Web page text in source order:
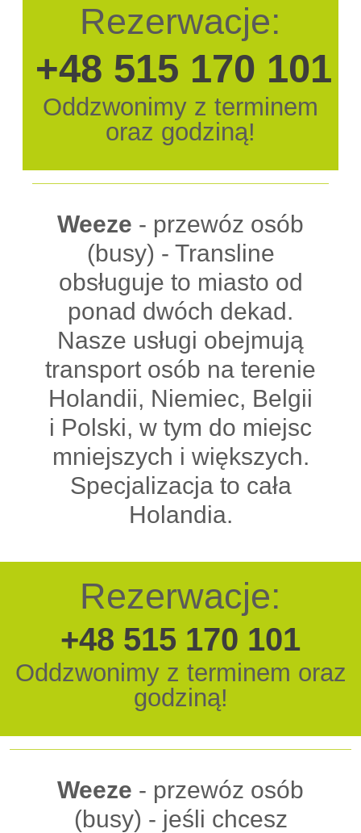
Rezerwacje:
+48 515 170 101
Oddzwonimy z terminem
oraz godziną!
Weeze - przewóz osób
(busy) - Transline
obsługuje to miasto od
ponad dwóch dekad.
Nasze usługi obejmują
transport osób na terenie
Holandii, Niemiec, Belgii
i Polski, w tym do miejsc
mniejszych i większych.
Specjalizacja to cała
Holandia.
Rezerwacje:
+48 515 170 101
Oddzwonimy z terminem oraz
godziną!
Weeze - przewóz osób
(busy) - jeśli chcesz